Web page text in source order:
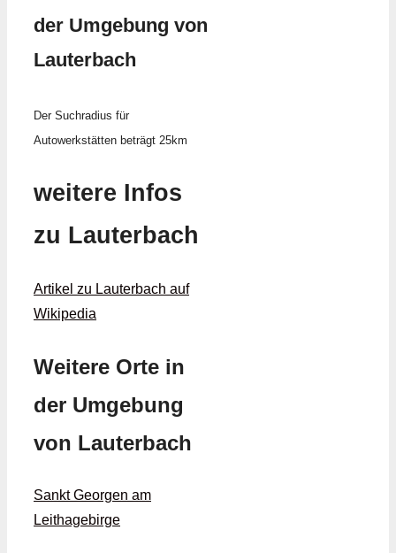
der Umgebung von
Lauterbach
Der Suchradius für
Autowerkstätten beträgt 25km
weitere Infos
zu Lauterbach
Artikel zu Lauterbach auf
Wikipedia
Weitere Orte in
der Umgebung
von Lauterbach
Sankt Georgen am
Leithagebirge